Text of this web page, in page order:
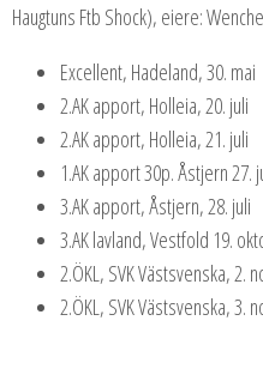
Haugtuns Ftb Shock), eiere:
Excellent, Hadeland, 30. mai
2.AK apport, Holleia, 20. juli
2.AK apport, Holleia, 21. juli
1.AK apport 30p. Åstjern 27.
3.AK apport, Åstjern, 28. juli
3.AK lavland, Vestfold 19.
2.ÖKL, SVK Västsvenska, 2.
2.ÖKL, SVK Västsvenska, 3.